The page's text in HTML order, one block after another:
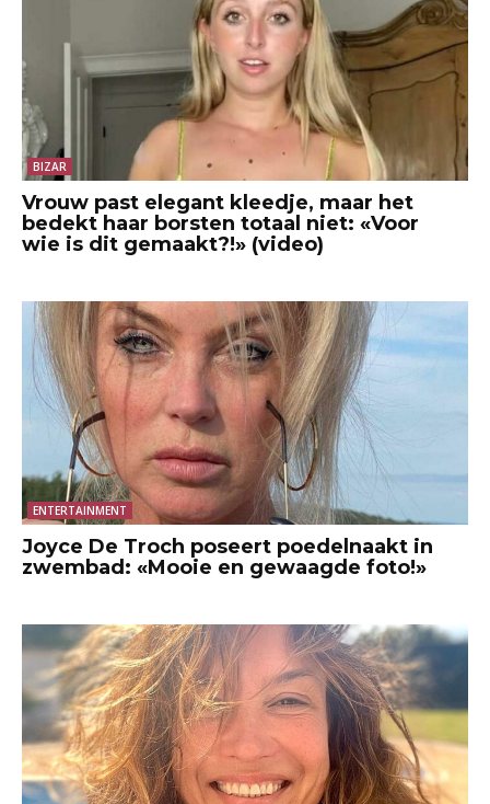
BIZAR
Vrouw past elegant kleedje, maar het
bedekt haar borsten totaal niet: «Voor
wie is dit gemaakt?!» (video)
ENTERTAINMENT
Joyce De Troch poseert poedelnaakt in
zwembad: «Mooie en gewaagde foto!»